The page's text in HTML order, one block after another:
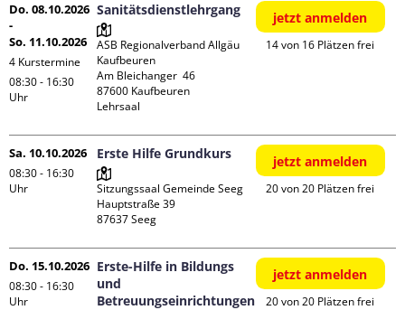
Do. 08.10.2026
-
So. 11.10.2026
4 Kurstermine
08:30 - 16:30
Uhr
Sanitätsdienstlehrgang
ASB Regionalverband Allgäu
Kaufbeuren
Am Bleichanger  46
87600 Kaufbeuren
Lehrsaal
jetzt anmelden
14 von 16 Plätzen frei
Sa. 10.10.2026
08:30 - 16:30
Uhr
Erste Hilfe Grundkurs
Sitzungssaal Gemeinde Seeg
Hauptstraße 39
jetzt anmelden
20 von 20 Plätzen frei
Do. 15.10.2026
08:30 - 16:30
Uhr
Erste-Hilfe in Bildungs
und
Betreuungseinrichtungen
jetzt anmelden
20 von 20 Plätzen frei